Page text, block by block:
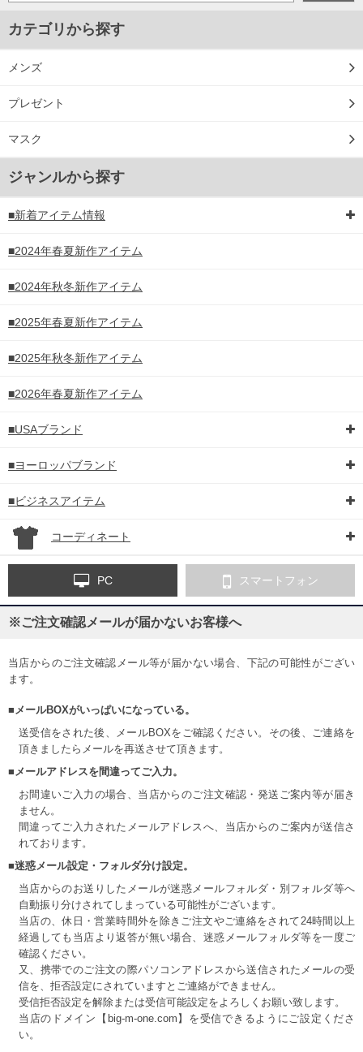
カテゴリから探す
メンズ
プレゼント
マスク
ジャンルから探す
■新着アイテム情報
■2024年春夏新作アイテム
■2024年秋冬新作アイテム
■2025年春夏新作アイテム
■2025年秋冬新作アイテム
■2026年春夏新作アイテム
■USAブランド
■ヨーロッパブランド
■ビジネスアイテム
コーディネート
PC スマートフォン
※ご注文確認メールが届かないお客様へ
当店からのご注文確認メール等が届かない場合、下記の可能性がござい
ます。
■メールBOXがいっぱいになっている。
送受信をされた後、メールBOXをご確認ください。その後、ご連絡を
頂きましたらメールを再送させて頂きます。
■メールアドレスを間違ってご入力。
お間違いご入力の場合、当店からのご注文確認・発送ご案内等が届き
ません。
間違ってご入力されたメールアドレスへ、当店からのご案内が送信さ
れております。
■迷惑メール設定・フォルダ分け設定。
当店からのお送りしたメールが迷惑メールフォルダ・別フォルダ等へ
自動振り分けされてしまっている可能性がございます。
当店の、休日・営業時間外を除きご注文やご連絡をされて24時間以上
経過しても当店より返答が無い場合、迷惑メールフォルダ等を一度ご
確認ください。
又、携帯でのご注文の際パソコンアドレスから送信されたメールの受
信を、拒否設定にされていますとご連絡ができません。
受信拒否設定を解除または受信可能設定をよろしくお願い致します。
当店のドメイン【big-m-one.com】を受信できるようにご設定くださ
い。